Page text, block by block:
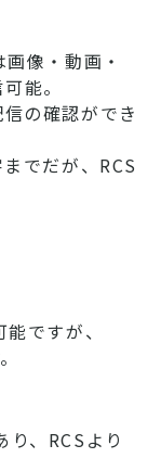
像・動画・
能。
の確認ができ
でだが、RCS
ですが、
、RCSより